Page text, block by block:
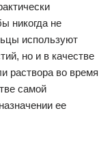
никогда не
используют
но и в качестве
раствора во время
самой
ее